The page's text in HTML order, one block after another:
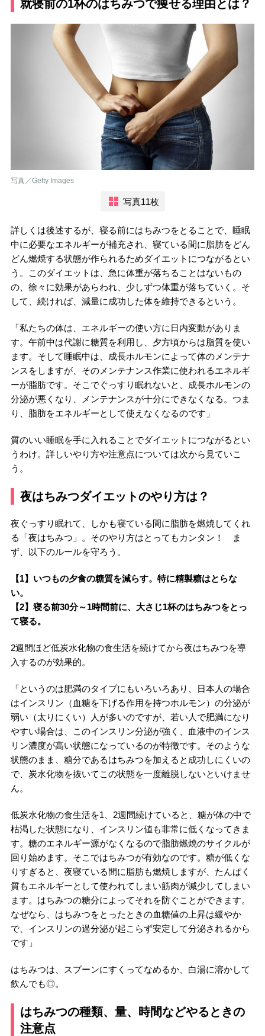
就寝前の1杯のはちみつで痩せる理由とは？
写真／Getty Images
写真11枚
詳しくは後述するが、寝る前にはちみつをとることで、睡眠
中に必要なエネルギーが補充され、寝ている間に脂肪をどん
どん燃焼する状態が作られるためダイエットにつながるとい
う。このダイエットは、急に体重が落ちることはないもの
の、徐々に効果があらわれ、少しずつ体重が落ちていく。そ
して、続ければ、減量に成功した体を維持できるという。
「私たちの体は、エネルギーの使い方に日内変動がありま
す。午前中は代謝に糖質を利用し、夕方頃からは脂質を使い
ます。そして睡眠中は、成長ホルモンによって体のメンテナ
ンスをしますが、そのメンテナンス作業に使われるエネルギ
ーが脂肪です。そこでぐっすり眠れないと、成長ホルモンの
分泌が悪くなり、メンテナンスが十分にできなくなる。つま
り、脂肪をエネルギーとして使えなくなるのです」
質のいい睡眠を手に入れることでダイエットにつながるとい
うわけ。詳しいやり方や注意点については次から見ていこ
う。
夜はちみつダイエットのやり方は？
夜ぐっすり眠れて、しかも寝ている間に脂肪を燃焼してくれ
る「夜はちみつ」。そのやり方はとってもカンタン！ ま
ず、以下のルールを守ろう。
【1】いつもの夕食の糖質を減らす。特に精製糖はとらな
い。
【2】寝る前30分～1時間前に、大さじ1杯のはちみつをとっ
て寝る。
2週間ほど低炭水化物の食生活を続けてから夜はちみつを導
入するのが効果的。
「というのは肥満のタイプにもいろいろあり、日本人の場合
はインスリン（血糖を下げる作用を持つホルモン）の分泌が
弱い（太りにくい）人が多いのですが、若い人で肥満になり
やすい場合は、このインスリン分泌が強く、血液中のインス
リン濃度が高い状態になっているのが特徴です。そのような
状態のまま、糖分であるはちみつを加えると成功しにくいの
で、炭水化物を抜いてこの状態を一度離脱しないといけませ
ん。
低炭水化物の食生活を1、2週間続けていると、糖が体の中で
枯渇した状態になり、インスリン値も非常に低くなってきま
す。糖のエネルギー源がなくなるので脂肪燃焼のサイクルが
回り始めます。そこではちみつが有効なのです。糖が低くな
りすぎると、夜寝ている間に脂肪も燃焼しますが、たんぱく
質もエネルギーとして使われてしまい筋肉が減少してしまい
ます。はちみつの糖分によってそれを防ぐことができます。
なぜなら、はちみつをとったときの血糖値の上昇は緩やか
で、インスリンの過分泌が起こらず安定して分泌されるから
です」
はちみつは、スプーンにすくってなめるか、白湯に溶かして
飲んでも◎。
はちみつの種類、量、時間などやるときの
注意点